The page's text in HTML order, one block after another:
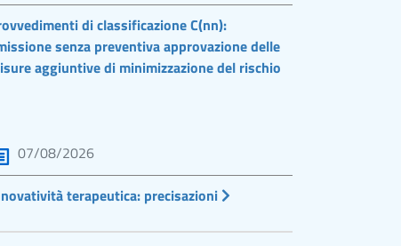
di classificazione C(nn):
senza preventiva approvazione delle
aggiuntive di minimizzazione del rischio
07/08/2026
terapeutica: precisazioni